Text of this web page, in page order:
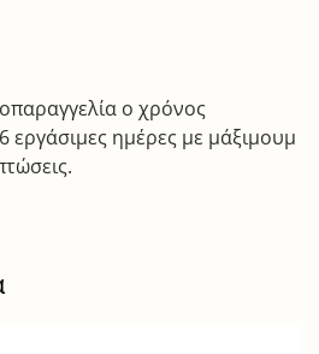
ο χρόνος
εργάσιμες ημέρες με μάξιμουμ